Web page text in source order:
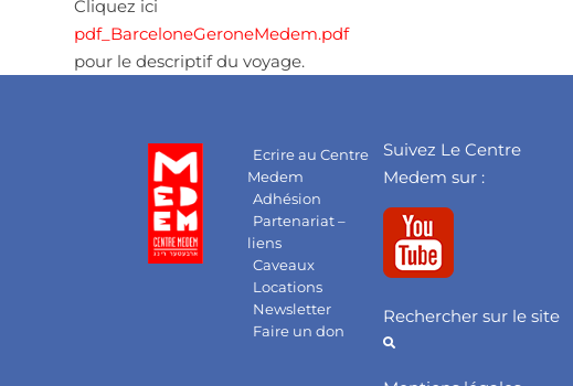
Cliquez ici
pdf_BarceloneGeroneMedem.pdf
pour le descriptif du voyage.
Ecrire au Centre
Medem
Adhésion
Partenariat –
liens
Caveaux
Locations
Newsletter
Faire un don
Suivez Le Centre
Medem sur :
Rechercher sur le site